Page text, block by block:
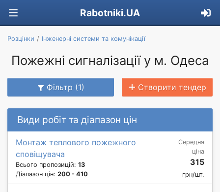
Rabotniki.UA
Розцінки Інженерні системи та комунікації
Пожежні сигналізації у м. Одеса
Фільтр (1) Створити тендер
Види робіт та діапазон цін
Монтаж теплового пожежного
сповіщувача
Всього пропозицій: 13
Діапазон цін: 200 - 410
Середня
ціна
315
грн/шт.